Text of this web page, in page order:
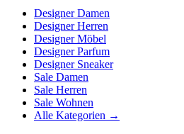
Designer Damen
Designer Herren
Designer Möbel
Designer Parfum
Designer Sneaker
Sale Damen
Sale Herren
Sale Wohnen
Alle Kategorien →